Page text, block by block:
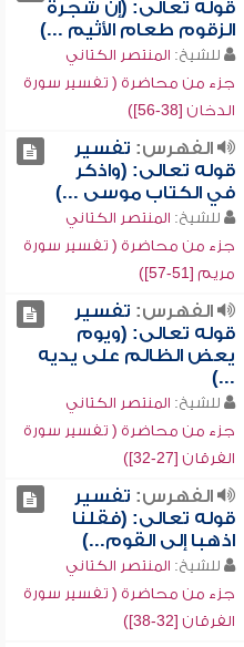
قوله تعالى: (إن شجرة
الزقوم طعام الأثيم ...)
للشيخ: المنتصر الكتاني
جزء من محاضرة ( تفسير سورة
الدخان [38-56])
الفهرس: تفسير
قوله تعالى: (واذكر
في الكتاب موسى ...)
للشيخ: المنتصر الكتاني
جزء من محاضرة ( تفسير سورة
مريم [51-57])
الفهرس: تفسير
قوله تعالى: (ويوم
يعض الظالم على يديه
...)
للشيخ: المنتصر الكتاني
جزء من محاضرة ( تفسير سورة
الفرقان [27-32])
الفهرس: تفسير
قوله تعالى: (فقلنا
اذهبا إلى القوم...)
للشيخ: المنتصر الكتاني
جزء من محاضرة ( تفسير سورة
الفرقان [32-38])